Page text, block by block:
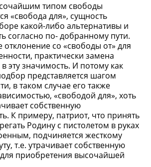
типом свободы
«свобода для», сущность
какой-либо альтернативы и
согласно по- добранному пути.
со «свободы от» для
практически замена
эту значимость. И потому как
представляется шагом
в таком случае его также
«свободой для», хоть
собственную
К примеру, патриот, что принять
Родину с пистолетом в руках
подчиняется жесткому
т.е. утрачивает собственную
для приобретения высочайшей